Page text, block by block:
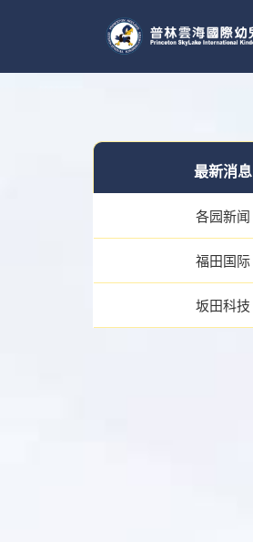
最新消息
各园新闻
福田国际
坂田科技